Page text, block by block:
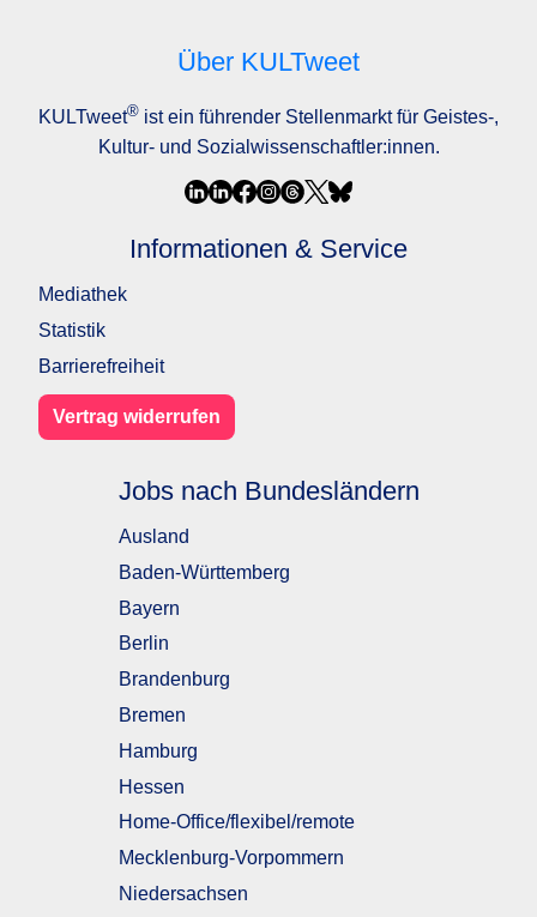
Über KULTweet
KULTweet® ist ein führender Stellenmarkt für Geistes-,
Kultur- und Sozialwissenschaftler:innen.
Informationen & Service
Mediathek
Statistik
Barrierefreiheit
Vertrag widerrufen
Jobs nach Bundesländern
Ausland
Baden-Württemberg
Bayern
Berlin
Brandenburg
Bremen
Hamburg
Hessen
Home-Office/flexibel/remote
Mecklenburg-Vorpommern
Niedersachsen